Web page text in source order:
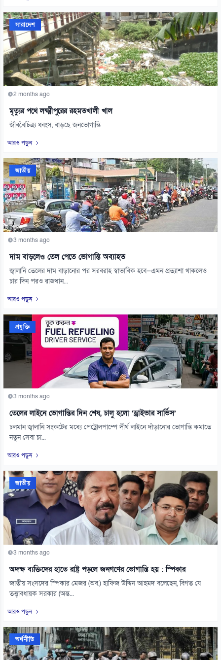
সারাদেশ
2 months ago
মৃত্যুর পথে লক্ষ্মীপুরের রহমতখালী খাল
জীববৈচিত্র্য ধ্বংস, বাড়ছে জনভোগান্তি
আরও পড়ুন
জাতীয়
3 months ago
দাম বাড়লেও তেল পেতে ভোগান্তি অব্যাহত
জ্বালানি তেলের দাম বাড়ানোর পর সরবরাহ স্বাভাবিক হবে—এমন প্রত্যাশা থাকলেও
চার দিন পরও রাজধান...
আরও পড়ুন
প্রযুক্তি
3 months ago
তেলের লাইনে ভোগান্তির দিন শেষ, চালু হলো ‘ড্রাইভার সার্ভিস’
চলমান জ্বালানি সংকটের মধ্যে পেট্রোলপাম্পে দীর্ঘ লাইনে দাঁড়ানোর ভোগান্তি কমাতে
নতুন সেবা চা...
আরও পড়ুন
জাতীয়
3 months ago
অদক্ষ ব্যক্তিদের হাতে রাষ্ট্র পড়লে জনগণের ভোগান্তি হয় : স্পিকার
জাতীয় সংসদের স্পিকার মেজর (অব.) হাফিজ উদ্দিন আহমদ বলেছেন, বিগত যে
তত্ত্বাবধায়ক সরকার (অন্ত...
আরও পড়ুন
অর্থনীতি